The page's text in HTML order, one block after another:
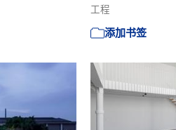
工程
添加书签